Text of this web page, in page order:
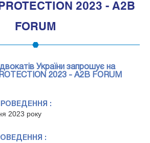
2023 - A2B
FORUM
України запрошує на
2023 - A2B FORUM
:
2023 року
: